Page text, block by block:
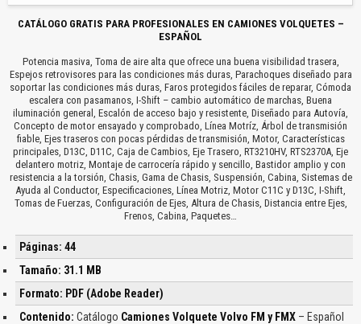
CATÁLOGO GRATIS PARA PROFESIONALES EN CAMIONES VOLQUETES –
ESPAÑOL
Potencia masiva, Toma de aire alta que ofrece una buena visibilidad trasera,
Espejos retrovisores para las condiciones más duras, Parachoques diseñado para
soportar las condiciones más duras, Faros protegidos fáciles de reparar, Cómoda
escalera con pasamanos, I-Shift – cambio automático de marchas, Buena
iluminación general, Escalón de acceso bajo y resistente, Diseñado para Autovía,
Concepto de motor ensayado y comprobado, Línea Motríz, Árbol de transmisión
fiable, Ejes traseros con pocas pérdidas de transmisión, Motor, Características
principales, D13C, D11C, Caja de Cambios, Eje Trasero, RT3210HV, RTS2370A, Eje
delantero motriz, Montaje de carrocería rápido y sencillo, Bastidor amplio y con
resistencia a la torsión, Chasis, Gama de Chasis, Suspensión, Cabina, Sistemas de
Ayuda al Conductor, Especificaciones, Línea Motriz, Motor C11C y D13C, I-Shift,
Tomas de Fuerzas, Configuración de Ejes, Altura de Chasis, Distancia entre Ejes,
Frenos, Cabina, Paquetes…
Páginas: 44
Tamaño: 31.1 MB
Formato: PDF (Adobe Reader)
Contenido: Catálogo Camiones Volquete Volvo FM y FMX– Español